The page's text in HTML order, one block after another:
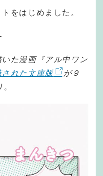
をはじめました。
た漫画『アル中ワン
された文庫版
が９